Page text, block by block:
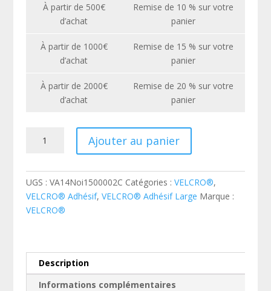
À partir de 500€
d’achat
Remise de 10 % sur votre
panier
À partir de 1000€
d’achat
Remise de 15 % sur votre
panier
À partir de 2000€
d’achat
Remise de 20 % sur votre
panier
agrippant
adhésif
standard
de
Noir
Ajouter au panier
UGS : VA14Noi1500002C Catégories : VELCRO®,
VELCRO® Adhésif, VELCRO® Adhésif Large Marque :
VELCRO®
Description
Informations complémentaires